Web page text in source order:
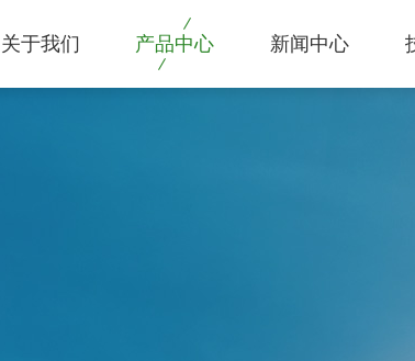
关于我们 产品中心 新闻中心